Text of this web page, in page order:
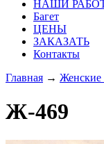
НАШИ
Багет
ЦЕНЫ
ЗАКАЗАТЬ
Контакты
Главная → Женские
Ж-469